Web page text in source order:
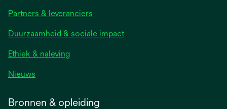
Partners & leveranciers
Duurzaamheid & sociale impact
Ethiek & naleving
Nieuws
Bronnen & opleiding